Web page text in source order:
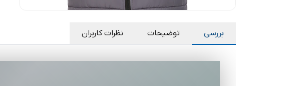
بررسی توضیحات نظرات کاربران